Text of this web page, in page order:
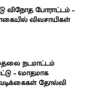
விநோத போராட்டம் –
விவசாயிகள்
நடமாட்டம்
– 6மாதமாக
தோல்வி